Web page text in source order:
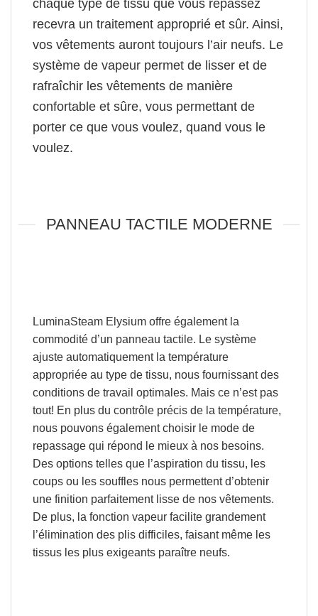
recevra un traitement approprié et sûr. Ainsi,
vos vêtements auront toujours l’air neufs. Le
système de vapeur permet de lisseret de
rafraîchir les vêtementsde manière
confortable et sûre, vous permettant de
porter ce que vous voulez, quand vous le
voulez.
PANNEAU TACTILE MODERNE
LuminaSteam Elysiumoffre également la
commodité d’un panneau tactile. Le système
ajuste automatiquement la température
appropriée au type de tissu, nous fournissant des
conditions de travail optimales. Mais ce n’est pas
tout! En plus du contrôle précis de la température,
nous pouvons égalementchoisir le mode de
repassage qui répond le mieux à nos besoins.
Des options telles que l’aspiration du tissu, les
coups ou les souffles nous permettent d’obtenir
une finition parfaitement lisse de nos vêtements.
De plus, la fonction vapeur facilite grandement
l’élimination des plis difficiles, faisant même les
tissus les plus exigeants paraître neufs.